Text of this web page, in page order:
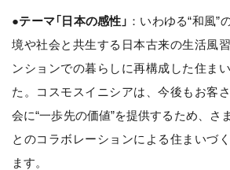
●テーマ「日本の感性」 ：いわゆる“和風”
境や社会と共生する日本古来の生活風
ンションでの暮らしに再構成した住ま
た。コスモスイニシアは、今後もお客
会に“一歩先の価値”を提供するため、さ
とのコラボレーションによる住まいづ
ます。